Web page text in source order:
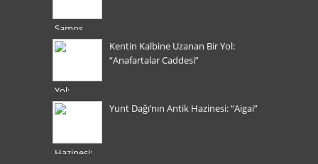
Kentin Kalbine Uzanan Bir Yol:
“Anafartalar Caddesi”
Yunt Dağı’nın Antik Hazinesi: “Aigai”